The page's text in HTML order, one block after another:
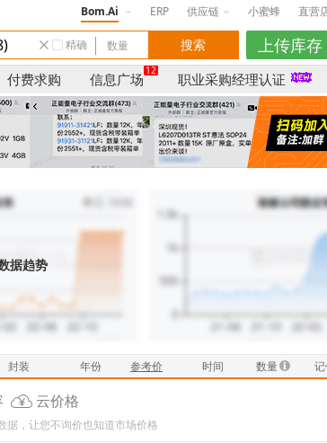
Bom.Ai ERP 供应链 小蜜蜂 直营
精确
付费求购 信息广场
12
职业采购经理认证
据趋势
封装 年份 参考价 时间 数量
云价格
据，让您不询价也知道市场价格